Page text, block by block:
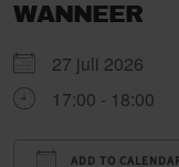
WANNEER
27 juli 2026
17:00 - 18:00
ADD TO